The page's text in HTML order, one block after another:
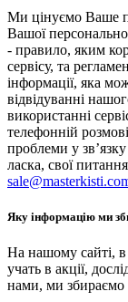
Ми цінуємо Ваше
Вашої
- правило, яким
сервісу, та
інформації, яка
відвідуванні
використанні
телефонній
проблеми у
ласка, свої
Яку інформацію ми
На нашому сайті, в
учать в акції,
нами, ми збираємо